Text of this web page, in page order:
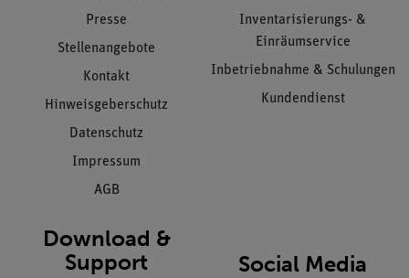
Presse
Stellenangebote
Kontakt
Hinweisgeberschutz
Datenschutz
Impressum
AGB
Inventarisierungs- &
Einräumservice
Inbetriebnahme & Schulungen
Kundendienst
Download &
Support
Social Media